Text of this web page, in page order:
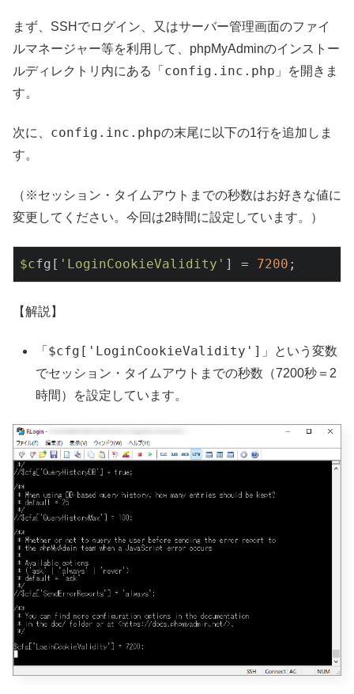
まず、SSHでログイン、又はサーバー管理画面のファイ
ルマネージャー等を利用して、phpMyAdminのインストー
ルディレクトリ内にある「 config.inc.php 」を開きま
す。
次に、 config.inc.phpの末尾に以下の1行を追加しま
す。
（※セッション・タイムアウトまでの秒数はお好きな値に
変更してください。今回は2時間に設定しています。）
$cfg[ 'LoginCookieValidity' ] = 7200
【解説】
「 $cfg['LoginCookieValidity'] 」という変数
でセッション・タイムアウトまでの秒数（7200秒＝2
時間）を設定しています。